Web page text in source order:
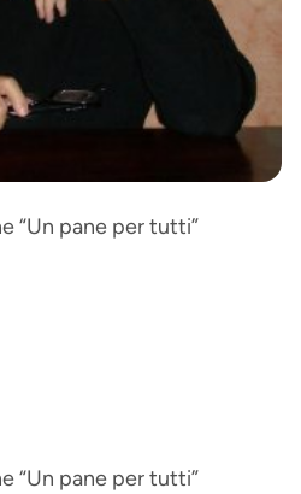
“Un pane per tutti”
“Un pane per tutti”